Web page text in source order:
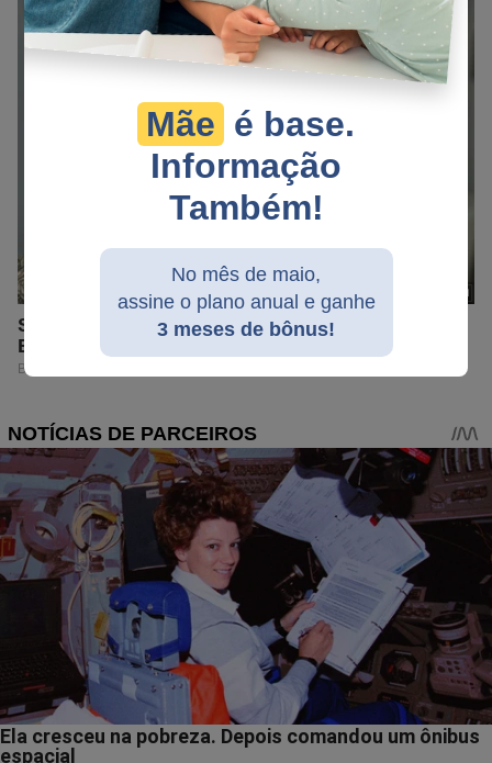
Mãe é base.
Informação
Também!
No mês de maio,
assine o plano anual e ganhe
3 meses de bônus!